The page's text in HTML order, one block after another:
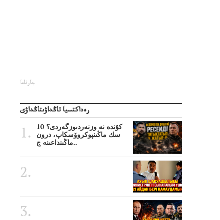
جارناما
رەداكتسيا تاڭداۋىتاڭداۋى
10 كۇندە نە وزنەردىوزگەردى؟
سك ماڭىنپوكروۆسكاپ، درون
ماڭىنداعىنە ج..